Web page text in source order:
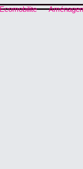
Ecomobilite